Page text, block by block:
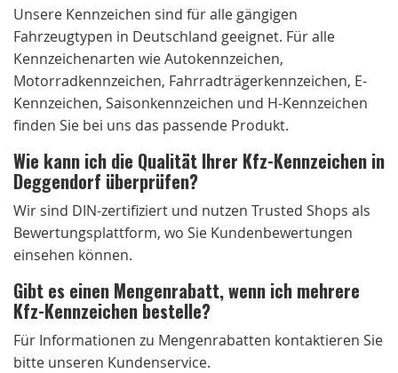
Unsere Kennzeichen sind für alle gängigen
Fahrzeugtypen in Deutschland geeignet. Für alle
Kennzeichenarten wie Autokennzeichen,
Motorradkennzeichen, Fahrradträgerkennzeichen, E-
Kennzeichen, Saisonkennzeichen und H-Kennzeichen
finden Sie bei uns das passende Produkt.
Wie kann ich die Qualität Ihrer Kfz-Kennzeichen in
Deggendorf überprüfen?
Wir sind DIN-zertifiziert und nutzen Trusted Shops als
Bewertungsplattform, wo Sie Kundenbewertungen
einsehen können.
Gibt es einen Mengenrabatt, wenn ich mehrere
Kfz-Kennzeichen bestelle?
Für Informationen zu Mengenrabatten kontaktieren Sie
bitte unseren Kundenservice.